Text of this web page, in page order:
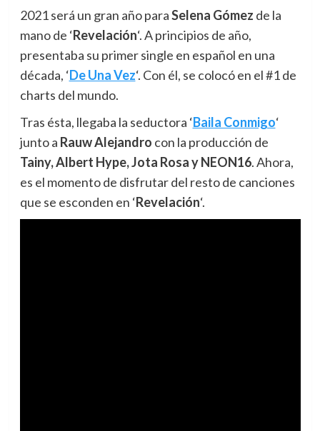
2021 será un gran año paraSelena Gómez de la
mano de ‘Revelación‘. A principios de año,
presentaba su primer single en español en una
década, ‘De Una Vez‘. Con él, se colocó en el #1 de
charts del mundo.
Tras ésta, llegaba la seductora ‘Baila Conmigo‘
junto a Rauw Alejandro con la producción de
Tainy, Albert Hype, Jota Rosa y NEON16. Ahora,
es el momento de disfrutar del resto de canciones
que se esconden en ‘Revelación‘.